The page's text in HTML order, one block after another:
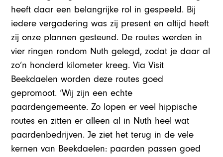
heeft daar een belangrijke rol in gespeeld. Bij
iedere vergadering was zij present en altijd heeft
zij onze plannen gesteund. De routes werden in
vier ringen rondom Nuth gelegd, zodat je daar al
zo’n honderd kilometer kreeg. Via Visit
Beekdaelen worden deze routes goed
gepromoot. ‘Wij zijn een echte
paardengemeente. Zo lopen er veel hippische
routes en zitten er alleen al in Nuth heel wat
paardenbedrijven. Je ziet het terug in de vele
kernen van Beekdaelen: paarden passen goed